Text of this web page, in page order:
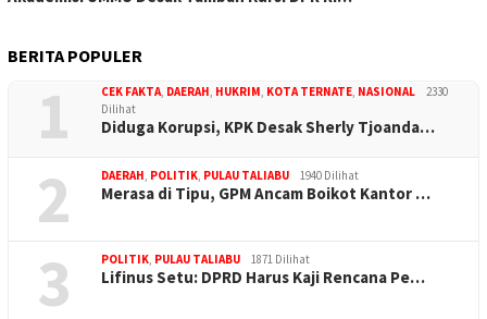
BERITA POPULER
1 CEK FAKTA, DAERAH, HUKRIM, KOTA TERNATE, NASIONAL
2330
Dilihat
Diduga Korupsi, KPK Desak Sherly Tjoanda…
2 DAERAH, POLITIK, PULAU TALIABU 1940 Dilihat
Merasa di Tipu, GPM Ancam Boikot Kantor …
3 POLITIK, PULAU TALIABU 1871 Dilihat
Lifinus Setu: DPRD Harus Kaji Rencana Pe…